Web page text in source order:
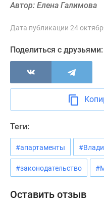
Экспертиза
новостроек
Эксперты
авторы
проекте
Реклама
сайте
Дзен
Машино-
места
Апартаменты
Автор: Елена Галимова
Дата публикации 24
Поделиться с друзьями:
Теги:
#апартаменты
#законодательство
Оставить отзыв